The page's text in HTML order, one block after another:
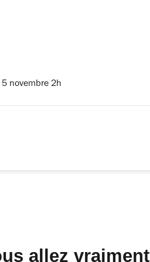
novembre 2h
allez vraiment